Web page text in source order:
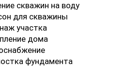
скважин на воду
для скважины
участка
дома
фундамента